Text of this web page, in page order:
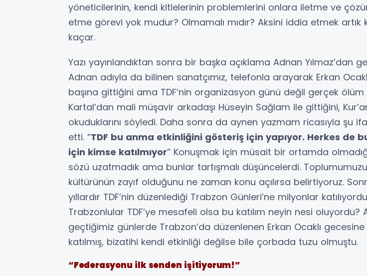
yöneticilerinin, kendi kitlelerinin problemlerini onlara iletme ve
etme görevi yok mudur? Olmamalı mıdır? Aksini iddia etmek artık
kaçar.
Yazı yayınlandıktan sonra bir başka açıklama Adnan Yılmaz’dan
Adnan adıyla da bilinen sanatçımız, telefonla arayarak Erkan
başına gittiğini ama TDF’nin organizasyon günü değil gerçek
Kartal’dan mali müşavir arkadaşı Hüseyin Sağlam ile gittiğini,
okuduklarını söyledi. Daha sonra da aynen yazmam ricasıyla şu
etti. “TDF bu anma etkinliğini gösteriş için yapıyor. Herkes de
için kimse katılmıyor” Konuşmak için müsait bir ortamda
sözü uzatmadık ama bunlar tartışmalı düşüncelerdi.
kültürünün zayıf olduğunu ne zaman konu açılırsa belirtiyoruz.
yıllardır TDF’nin düzenlediği Trabzon Günleri’ne milyonlar
Trabzonlular TDF’ye mesafeli olsa bu katılım neyin nesi oluyordu?
geçtiğimiz günlerde Trabzon’da düzenlenen Erkan Ocaklı
katılmış, bizatihi kendi etkinliği değilse bile çorbada tuzu olmuştu.
“Federasyonu ilk senden işitiyorum!”